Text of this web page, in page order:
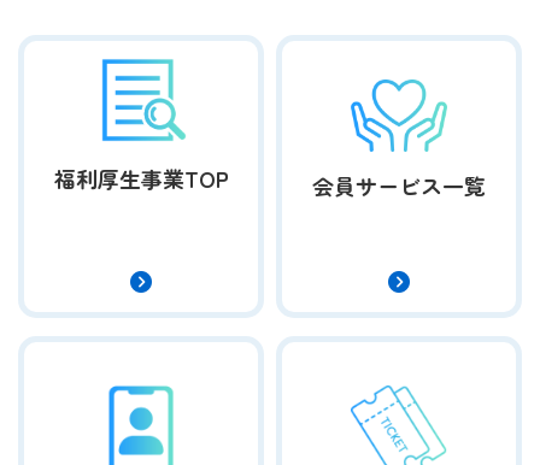
福利厚生事業TOP 会員サービス一覧